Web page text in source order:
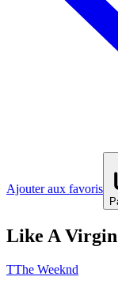
Ajouter aux favoris
Like A
TThe Weeknd